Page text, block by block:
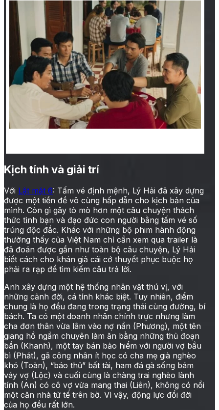
Kịch tính và giải trí
Với Lật mặt 6: Tấm vé định mệnh, Lý Hải đã xây dựng
được một tiền đề vô cùng hấp dẫn cho kịch bản của
mình. Còn gì gây tò mò hơn một câu chuyện thách
thức tình bạn và đạo đức con người bằng tấm vé số
trúng độc đắc. Khác với những bộ phim hành động
thường thấy của Việt Nam chỉ cần xem qua trailer là
đã đoán được gần như toàn bộ câu chuyện, Lý Hải
biết cách cho khán giả cái cớ thuyết phục buộc họ
phải ra rạp để tìm kiếm câu trả lời.
Anh xây dựng một hệ thống nhân vật thú vị, với
những cảnh đời, cá tính khác biệt. Tuy nhiên, điểm
chung là họ đều đang trong trạng thái cùng đường, bí
bách. Ta có một doanh nhân chính trực nhưng làm
cha đơn thân vừa lâm vào nợ nần (Phương), một tên
giang hồ ngầm chuyên làm ăn bằng những thủ đoạn
bẩn (Khanh), một tay bán bảo hiểm với người vợ bầu
bì (Phát), gã công nhân ít học có cha mẹ già nghèo
khó (Toàn), “báo thủ” bất tài, ham đá gà sống bám
váy vợ (Lộc) và cuối cùng là chàng trai nghèo lành
tính (An) có cô vợ vừa mang thai (Liên), không có nổi
một căn nhà tử tế trên bờ. Vì vậy, động lực đổi đời
của họ đều rất lớn.